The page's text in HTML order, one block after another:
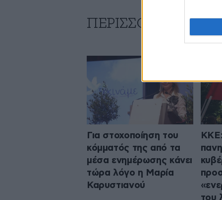
ΠΕΡΙΣΣΟΤΕΡΑ
Για στοχοποίηση του
κόμματός της από τα
μέσα ενημέρωσης κάνει
τώρα λόγο η Μαρία
Καρυστιανού
του